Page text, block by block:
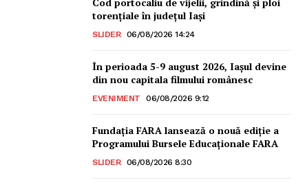
torenţiale în judeţul Iași
SLIDER 06/08/2026 14:24
În perioada 5-9 august 2026, Iașul devine
din nou capitala filmului românesc
EVENIMENT 06/08/2026 9:12
Fundația FARA lansează o nouă ediție a
Programului Bursele Educaționale FARA
SLIDER 06/08/2026 8:30